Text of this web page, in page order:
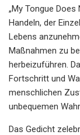
„My Tongue
Handeln, der
Lebens
Maßnahmen zu
herbeizuführen.
Fortschritt und
menschlichen
unbequemen
Das Gedicht